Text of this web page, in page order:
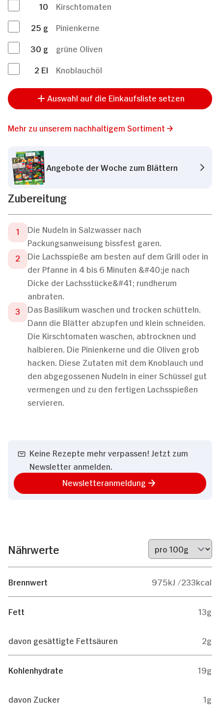
10
Kirschtomaten
25 g
Pinienkerne
30 g
grüne Oliven
2 El Knoblauchöl
Auswahl auf die Einkaufsliste setzen
Mehr zu unserem nachhaltigem Sortiment
Angebote der Woche zum Blättern
Zubereitung
Die Nudeln in Salzwasser nach
Packungsanweisung bissfest garen.
Die Lachsspieße am besten auf dem Grill oder in
der Pfanne in 4 bis 6 Minuten &#40;je nach
Dicke der Lachsstücke&#41; rundherum
anbraten.
Das Basilikum waschen und trocken schütteln.
Dann die Blätter abzupfen und klein schneiden.
Die Kirschtomaten waschen, abtrocknen und
halbieren. Die Pinienkerne und die Oliven grob
hacken. Diese Zutaten mit dem Knoblauch und
den abgegossenen Nudeln in einer Schüssel gut
vermengen und zu den fertigen Lachsspießen
servieren.
Keine Rezepte mehr verpassen! Jetzt zum
Newsletter anmelden.
Newsletteranmeldung
Nährwerte
Brennwert 975kJ /233kcal
Fett 13g
davon gesättigte Fettsäuren 2g
Kohlenhydrate 19g
davon Zucker 1g